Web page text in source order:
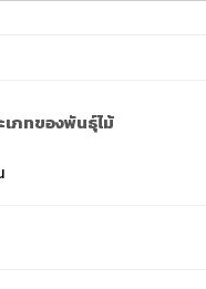
เภทของพันธุ์ไม้